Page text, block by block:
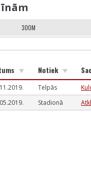
300M
Notiek
Telpās
Stadionā